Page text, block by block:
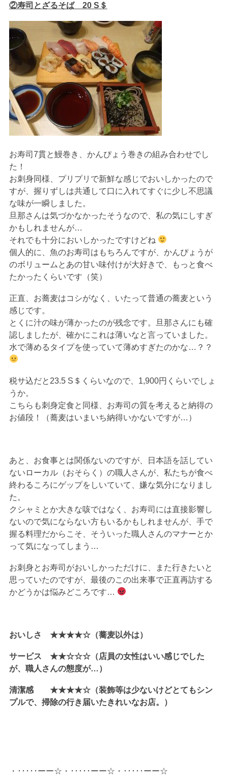
②寿司とざるそば 20 S＄
お寿司7貫と鰻巻き、かんぴょう巻きの組み合わせでし
た！
お刺身同様、プリプリで新鮮な感じでおいしかったので
すが、握りずしは共通して口に入れてすぐに少し不思議
な味が一瞬しました。
旦那さんは気づかなかったそうなので、私の気にしすぎ
かもしれませんが…
それでも十分においしかったですけどね
個人的に、魚のお寿司はもちろんですが、かんぴょうが
のボリュームとあの甘い味付けが大好きで、もっと食べ
たかったくらいです（笑）
正直、お蕎麦はコシがなく、いたって普通の蕎麦という
感じです。
とくに汁の味が薄かったのが残念です。旦那さんにも確
認しましたが、確かにこれは薄いなと言っていました。
水で薄めるタイプを使っていて薄めすぎたのかな…？？
税サ込だと23.5 S＄くらいなので、1,900円くらいでしょ
うか。
こちらも刺身定食と同様、お寿司の質を考えると納得の
お値段！（蕎麦はいまいち納得いかないですが…）
あと、お食事とは関係ないのですが、日本語を話してい
ないローカル（おそらく）の職人さんが、私たちが食べ
終わるころにゲップをしいていて、嫌な気分になりまし
た。
クシャミとか大きな咳ではなく、お寿司には直接影響し
ないので気にならない方もいるかもしれませんが、手で
握る料理だからこそ、そういった職人さんのマナーとか
って気になってしまう…
お刺身とお寿司がおいしかっただけに、また行きたいと
思っていたのですが、最後のこの出来事で正直再訪する
かどうかは悩みどころです…
おいしさ ★★★★☆（蕎麦以外は）
サービス ★★☆☆☆（店員の女性はいい感じでした
が、職人さんの態度が…）
清潔感 ★★★★☆（装飾等は少ないけどとてもシン
プルで、掃除の行き届いたきれいなお店。）
・･････ーー☆・･････ーー☆・･････ーー☆